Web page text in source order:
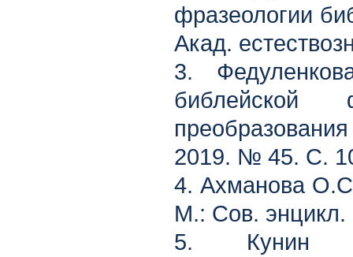
фразеологии
Акад.
3.
2019. № 45. С.
4. Ахманова
М.: Сов. энцикл.
5. Кунин